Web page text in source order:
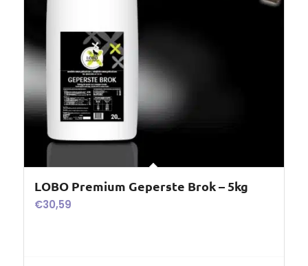
LOBO Premium Geperste Brok – 5kg
€30,59